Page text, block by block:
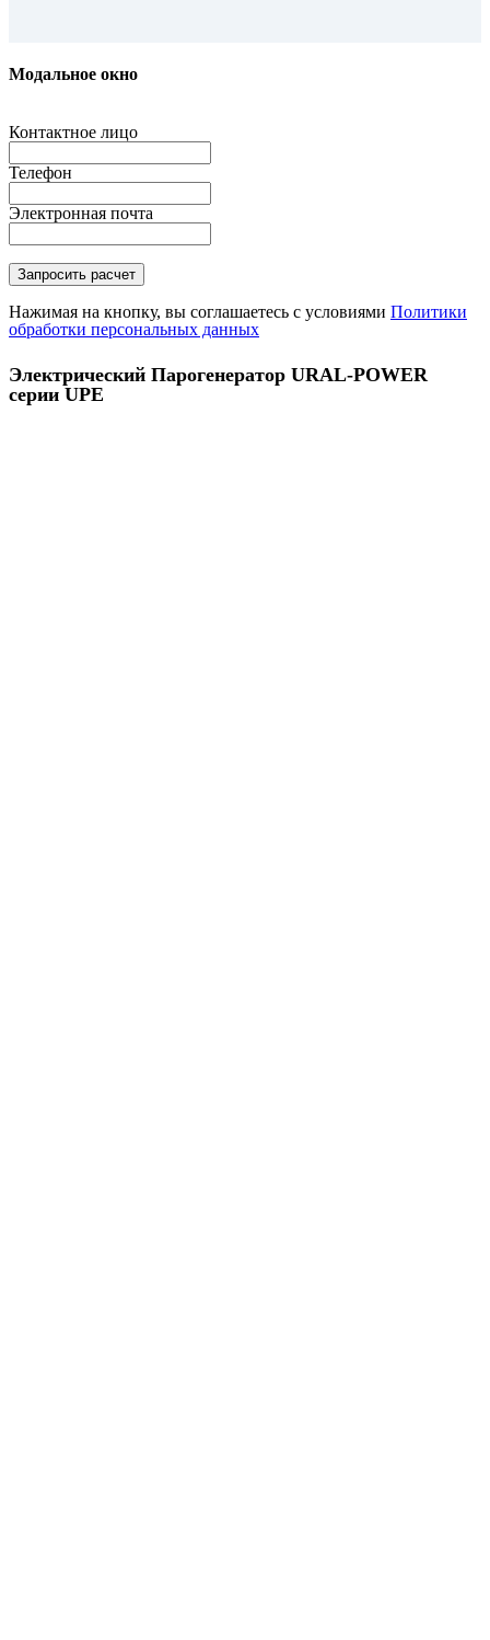
Модальное окно
Контактное лицо
Телефон
Электронная почта
Нажимая на кнопку, вы соглашаетесь с условиями Политики
обработки персональных данных
Электрический Парогенератор URAL-POWER
серии UPE